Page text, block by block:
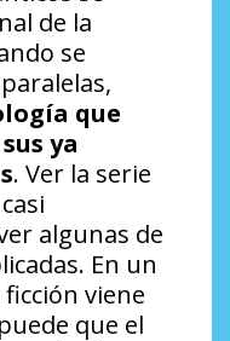
de la
se
que
ya
. Ver la serie
algunas de
En un
viene
que el